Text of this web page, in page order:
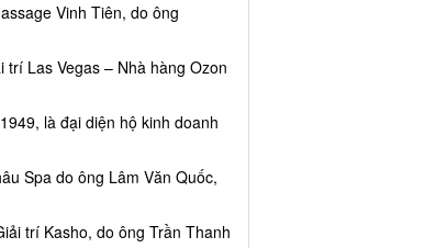
Vinh Tiên, do ông
Las Vegas – Nhà hàng Ozon
là đại diện hộ kinh doanh
Spa do ông Lâm Văn Quốc,
trí Kasho, do ông Trần Thanh